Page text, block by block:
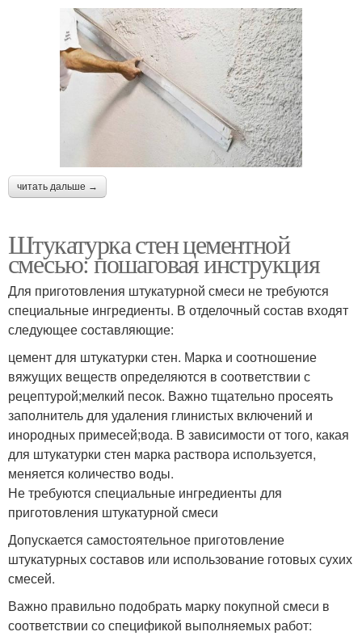
читать дальше →
Штукатурка стен цементной
смесью: пошаговая инструкция
Для приготовления штукатурной смеси не требуются
специальные ингредиенты. В отделочный состав входят
следующее составляющие:
цемент для штукатурки стен. Марка и соотношение
вяжущих веществ определяются в соответствии с
рецептурой;мелкий песок. Важно тщательно просеять
заполнитель для удаления глинистых включений и
инородных примесей;вода. В зависимости от того, какая
для штукатурки стен марка раствора используется,
меняется количество воды.
Не требуются специальные ингредиенты для
приготовления штукатурной смеси
Допускается самостоятельное приготовление
штукатурных составов или использование готовых сухих
смесей.
Важно правильно подобрать марку покупной смеси в
соответствии со спецификой выполняемых работ: